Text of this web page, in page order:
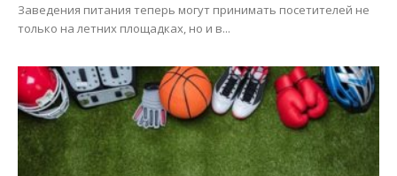
Заведения питания теперь могут принимать посетителей не
только на летних площадках, но и в...